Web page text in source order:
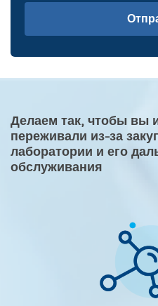
Делаем так, чтобы вы
переживали из-за
лаборатории и его
обслуживания